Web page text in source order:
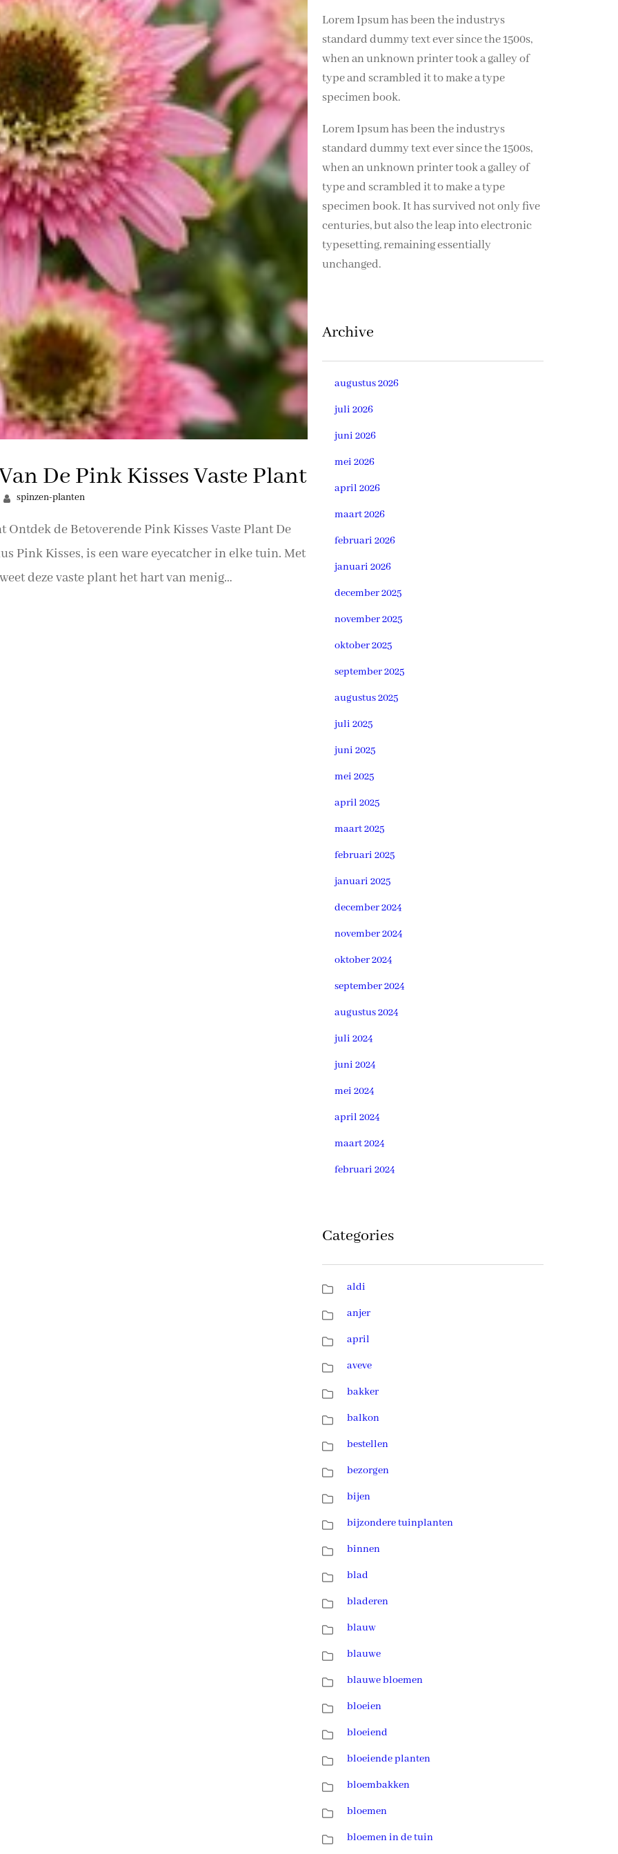
De Pink Kisses Vaste Plant
spinzen-planten
de Betoverende Pink Kisses Vaste Plant De
Pink Kisses, is een ware eyecatcher in elke tuin. Met
deze vaste plant het hart van menig
Lorem Ipsum has been the industrys
standard dummy text ever since the 1500s,
when an unknown printer took a galley of
type and scrambled it to make a type
specimen book.
Lorem Ipsum has been the industrys
standard dummy text ever since the 1500s,
when an unknown printer took a galley of
type and scrambled it to make a type
specimen book. It has survived not only five
centuries, but also the leap into electronic
typesetting, remaining essentially
unchanged.
Archive
augustus 2026
juli 2026
juni 2026
mei 2026
april 2026
maart 2026
februari 2026
januari 2026
december 2025
november 2025
oktober 2025
september 2025
augustus 2025
juli 2025
juni 2025
mei 2025
april 2025
maart 2025
februari 2025
januari 2025
december 2024
november 2024
oktober 2024
september 2024
augustus 2024
juli 2024
juni 2024
mei 2024
april 2024
maart 2024
februari 2024
Categories
aldi
anjer
april
aveve
bakker
balkon
bestellen
bezorgen
bijen
bijzondere tuinplanten
binnen
blad
bladeren
blauw
blauwe
blauwe bloemen
bloeien
bloeiend
bloeiende planten
bloembakken
bloemen
bloemen in de tuin